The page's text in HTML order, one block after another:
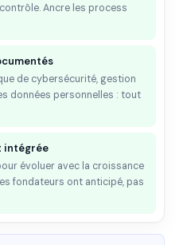
Ancre les process
de cybersécurité, gestion
données personnelles : tout
intégrée
évoluer avec la croissance
fondateurs ont anticipé, pas